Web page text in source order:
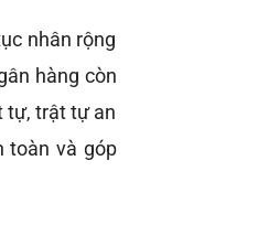
nhân rộng
hàng còn
tự, trật tự an
toàn và góp